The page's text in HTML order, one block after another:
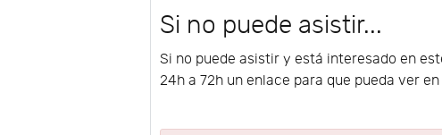
Si no puede asistir...
Si no puede asistir y está interesado en
24h a 72h un enlace para que pueda ver